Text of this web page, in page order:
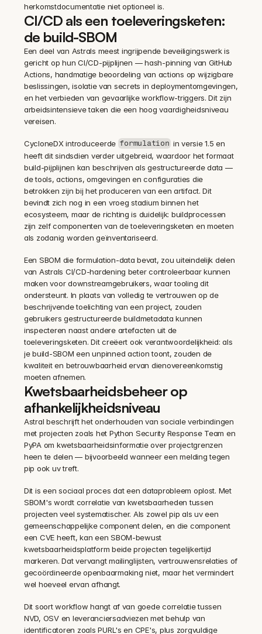
herkomstdocumentatie niet optioneel is.
CI/CD als een toeleveringsketen:
de build-SBOM
Een deel van Astrals meest ingrijpende beveiligingswerk is
gericht op hun CI/CD-pijplijnen — hash-pinning van GitHub
Actions, handmatige beoordeling van actions op wijzigbare
beslissingen, isolatie van secrets in deploymentomgevingen,
en het verbieden van gevaarlijke workflow-triggers. Dit zijn
arbeidsintensieve taken die een hoog vaardigheidsniveau
vereisen.
CycloneDX introduceerde formulation in versie 1.5 en
heeft dit sindsdien verder uitgebreid, waardoor het formaat
build-pijplijnen kan beschrijven als gestructureerde data —
de tools, actions, omgevingen en configuraties die
betrokken zijn bij het produceren van een artifact. Dit
bevindt zich nog in een vroeg stadium binnen het
ecosysteem, maar de richting is duidelijk: buildprocessen
zijn zelf componenten van de toeleveringsketen en moeten
als zodanig worden geïnventariseerd.
Een SBOM die formulation-data bevat, zou uiteindelijk delen
van Astrals CI/CD-hardening beter controleerbaar kunnen
maken voor downstreamgebruikers, waar tooling dit
ondersteunt. In plaats van volledig te vertrouwen op de
beschrijvende toelichting van een project, zouden
gebruikers gestructureerde buildmetadata kunnen
inspecteren naast andere artefacten uit de
toeleveringsketen. Dit creëert ook verantwoordelijkheid: als
je build-SBOM een unpinned action toont, zouden de
kwaliteit en betrouwbaarheid ervan dienovereenkomstig
moeten afnemen.
Kwetsbaarheidsbeheer op
afhankelijkheidsniveau
Astral beschrijft het onderhouden van sociale verbindingen
met projecten zoals het Python Security Response Team en
PyPA om kwetsbaarheidsinformatie over projectgrenzen
heen te delen — bijvoorbeeld wanneer een melding tegen
pip ook uv treft.
Dit is een sociaal proces dat een dataprobleem oplost. Met
SBOM's wordt correlatie van kwetsbaarheden tussen
projecten veel systematischer. Als zowel pip als uv een
gemeenschappelijke component delen, en die component
een CVE heeft, kan een SBOM-bewust
kwetsbaarheidsplatform beide projecten tegelijkertijd
markeren. Dat vervangt mailinglijsten, vertrouwensrelaties of
gecoördineerde openbaarmaking niet, maar het vermindert
wel hoeveel ervan afhangt.
Dit soort workflow hangt af van goede correlatie tussen
NVD, OSV en leveranciersadviezen met behulp van
identificatoren zoals PURL's en CPE's, plus zorgvuldige